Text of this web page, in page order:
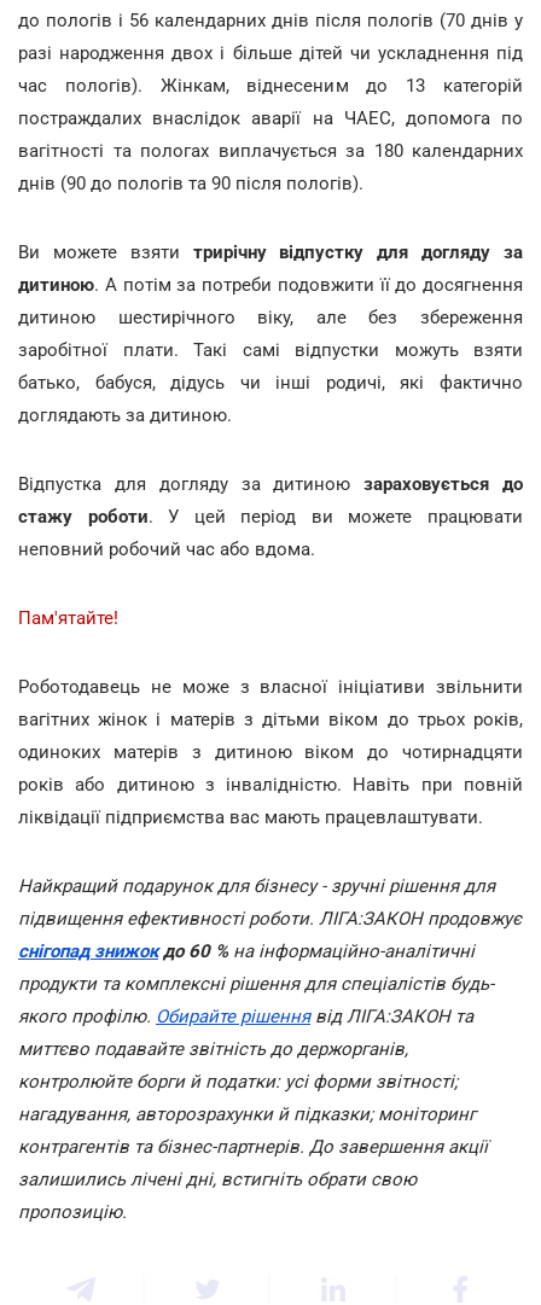
до пологів і 56 календарних днів після пологів (70 днів у
разі народження двох і більше дітей чи ускладнення під
час пологів). Жінкам, віднесеним до 13 категорій
постраждалих внаслідок аварії на ЧАЕС, допомога по
вагітності та пологах виплачується за 180 календарних
днів (90 до пологів та 90 після пологів).
Ви можете взяти трирічну відпустку для догляду за
дитиною. А потім за потреби подовжити її до досягнення
дитиною шестирічного віку, але без збереження
заробітної плати. Такі самі відпустки можуть взяти
батько, бабуся, дідусь чи інші родичі, які фактично
доглядають за дитиною.
Відпустка для догляду за дитиноюзараховується до
стажу роботи. У цей період ви можете працювати
неповний робочий час або вдома.
Пам'ятайте!
Роботодавець не може з власної ініціативи звільнити
вагітних жінок і матерів з дітьми віком до трьох років,
одиноких матерів з дитиною віком до чотирнадцяти
років або дитиною з інвалідністю. Навіть при повній
ліквідації підприємства вас мають працевлаштувати.
Найкращий подарунок для бізнесу - зручні рішення для
підвищення ефективності роботи. ЛІГА:ЗАКОН продовжує
снігопад знижокдо 60 %на інформаційно-аналітичні
продукти та комплексні рішення для спеціалістів будь-
якого профілю. Обирайте рішеннявід ЛІГА:ЗАКОН та
миттєво подавайте звітність до держорганів,
контролюйте борги й податки: усі форми звітності;
нагадування, авторозрахунки й підказки; моніторинг
контрагентів та бізнес-партнерів. До завершення акції
залишились лічені дні, встигніть обрати свою
пропозицію.